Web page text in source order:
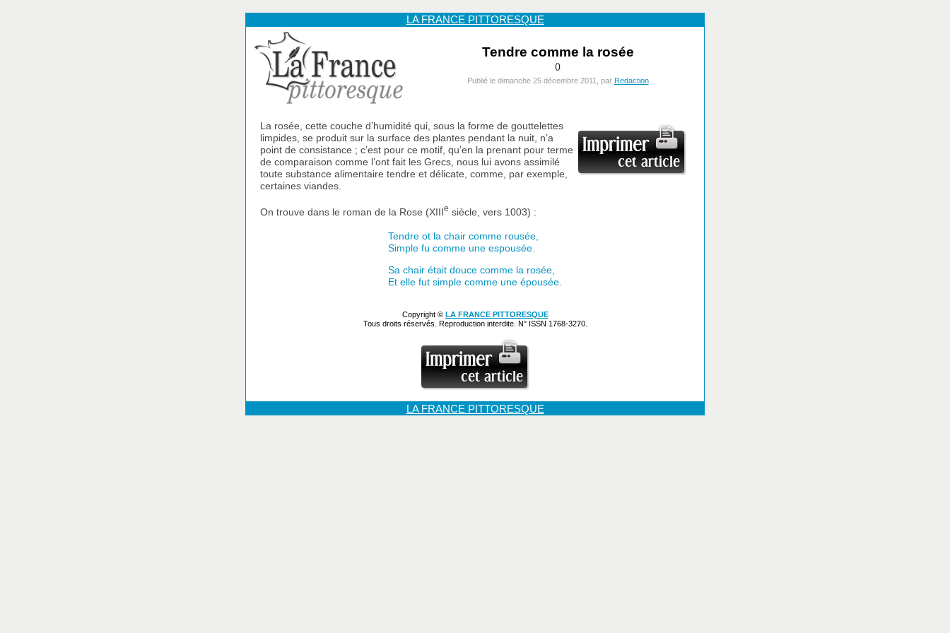
LA FRANCE PITTORESQUE
Tendre comme la rosée
()
Publié le dimanche 25 décembre 2011, par Redaction
La rosée, cette couche d’humidité qui, sous la forme de gouttelettes
limpides, se produit sur la surface des plantes pendant la nuit, n’a
point de consistance ; c’est pour ce motif, qu’en la prenant pour terme
de comparaison comme l’ont fait les Grecs, nous lui avons assimilé
toute substance alimentaire tendre et délicate, comme, par exemple,
certaines viandes.
On trouve dans le roman de la Rose (XIIIe siècle, vers 1003) :
Tendre ot la chair comme rousée,
Simple fu comme une espousée.
Sa chair était douce comme la rosée,
Et elle fut simple comme une épousée.
Copyright © LA FRANCE PITTORESQUE
Tous droits réservés. Reproduction interdite. N° ISSN 1768-3270.
LA FRANCE PITTORESQUE